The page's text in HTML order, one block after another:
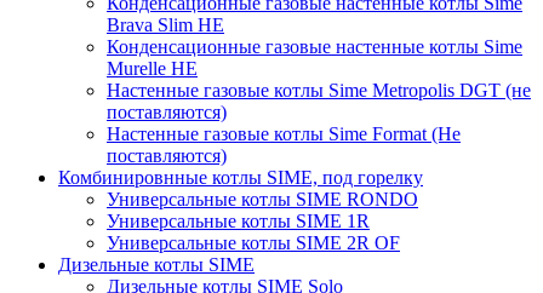
Brava Slim HE
Конденсационные газовые настенные котлы Sime
Murelle HE
Настенные газовые котлы Sime Metropolis DGT (не
поставляются)
Настенные газовые котлы Sime Format (Не
поставляются)
Комбинировнные котлы SIME, под горелку
Универсальные котлы SIME RONDO
Универсальные котлы SIME 1R
Универсальные котлы SIME 2R OF
Дизельные котлы SIME
Дизельные котлы SIME Solo